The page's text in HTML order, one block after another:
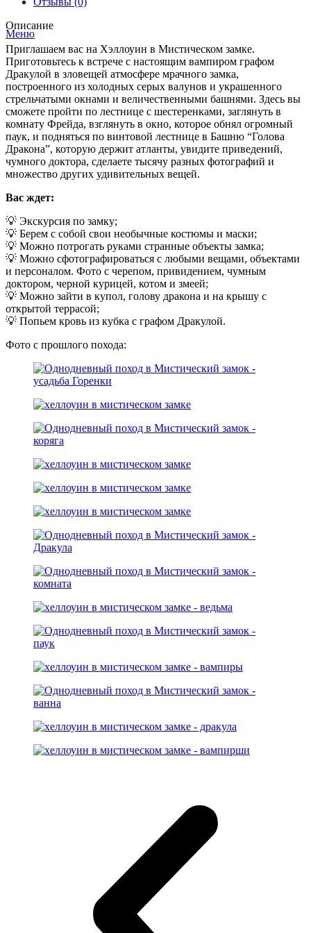
Меню
Описание
Приглашаем вас на Хэллоуин в Мистическом замке.
Приготовьтесь к встрече с настоящим вампиром графом
Дракулой в зловещей атмосфере мрачного замка,
построенного из холодных серых валунов и украшенного
стрельчатыми окнами и величественными башнями. Здесь вы
сможете пройти по лестнице с шестеренками, заглянуть в
комнату Фрейда, взглянуть в окно, которое обнял огромный
паук, и подняться по винтовой лестнице в Башню “Голова
Дракона”, которую держит атланты, увидите приведений,
чумного доктора, сделаете тысячу разных фотографий и
множество других удивительных вещей.
Вас ждет:
💡 Экскурсия по замку;
💡 Берем с собой свои необычные костюмы и маски;
💡 Можно потрогать руками странные объекты замка;
💡 Можно сфотографироваться с любыми вещами, объектами
и персоналом. Фото с черепом, привидением, чумным
доктором, черной курицей, котом и змеей;
💡 Можно зайти в купол, голову дракона и на крышу с
открытой террасой;
💡 Попьем кровь из кубка с графом Дракулой.
Фото с прошлого похода: